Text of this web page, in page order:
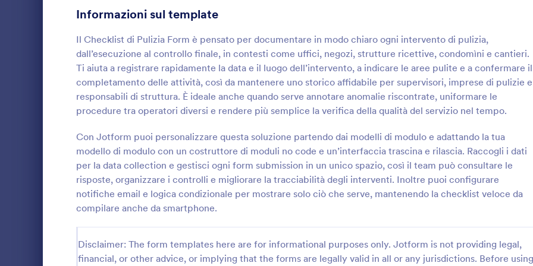
Informazioni sul template
Il Checklist di Pulizia Form è pensato per documentare in modo chiaro ogni intervento di pulizia,
dall’esecuzione al controllo finale, in contesti come uffici, negozi, strutture ricettive, condomìni e cantieri.
Ti aiuta a registrare rapidamente la data e il luogo dell’intervento, a indicare le aree pulite e a confermare il
completamento delle attività, così da mantenere uno storico affidabile per supervisori, imprese di pulizie e
responsabili di struttura. È ideale anche quando serve annotare anomalie riscontrate, uniformare le
procedure tra operatori diversi e rendere più semplice la verifica della qualità del servizio nel tempo.
Con Jotform puoi personalizzare questa soluzione partendo dai modelli di modulo e adattando la tua
modello di modulo con un costruttore di moduli no code e un’interfaccia trascina e rilascia. Raccogli i dati
per la data collection e gestisci ogni form submission in un unico spazio, così il team può consultare le
risposte, organizzare i controlli e migliorare la tracciabilità degli interventi. Inoltre puoi configurare
notifiche email e logica condizionale per mostrare solo ciò che serve, mantenendo la checklist veloce da
compilare anche da smartphone.
Disclaimer: The form templates here are for informational purposes only. Jotform is not providing legal,
financial, or other advice, or implying that the forms are legally valid in all or any jurisdictions. Before using
Registro Di Pulizia E Disinfezione Modulo
Registro di pulizia, sanificazione e
disinfezione Form, utile per imprese di
pulizie, uffici e strutture operative che
vogliono gestire la raccolta dati e le risposte
in modo ordinato con Jotform.
Go to Category:
Moduli per Servizi di Pulizie
:
Gestisci le verifiche di fine turno
Checklist di revisione per la
ristorante Form, utile a ristoranti e
standardizzare la chiusura,
controlli e note, e migliorare
l’organizzazione del team.
Go to Category:
Moduli Liste di Controllo
Moduli di Iscrizione 56
Moduli Riassunto 5
Moduli di Approvazione 85
Moduli di Presenza
Revisione 48
Moduli di autorizzazione 117
Moduli per il Black Friday 4